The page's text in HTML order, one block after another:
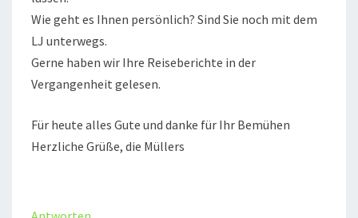
Wie geht es Ihnen persönlich? Sind Sie noch mit dem
LJ unterwegs.
Gerne haben wir Ihre Reiseberichte in der
Vergangenheit gelesen.
Für heute alles Gute und danke für Ihr Bemühen
Herzliche Grüße, die Müllers